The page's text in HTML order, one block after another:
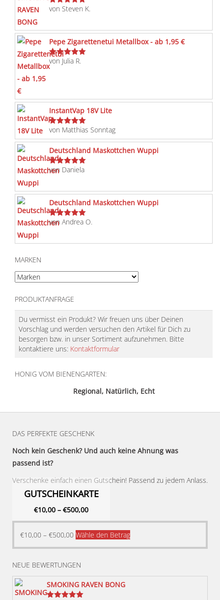
Bewertet
von Steven K.
Pepe Zigarettenetui Metallbox - ab 1,95 €
Bewertet
mit
von Julia R.
InstantVap 18V Lite
Bewertet
von Matthias Sonntag
Deutschland Maskottchen Wuppi
Bewertet
von Daniela
Deutschland Maskottchen Wuppi
Bewertet
von Andrea O.
MARKEN
PRODUKTANFRAGE
Du vermisst ein Produkt? Wir freuen uns über Deinen
Vorschlag und werden versuchen den Artikel für Dich zu
besorgen bzw. in unser Sortiment aufzunehmen. Bitte
kontaktiere uns: Kontaktformular
HONIG VOM BIENENGARTEN:
Regional, Natürlich, Echt
DAS PERFEKTE GESCHENK
Noch kein Geschenk? Und auch keine Ahnung was
passend ist?
Verschenke einfach einen Gutschein! Passend zu jedem Anlass.
GUTSCHEINKARTE
€10,00 – €500,00
€10,00 – €500,00 Wähle den BetragDieses
Produkt
NEUE BEWERTUNGEN
SMOKING RAVEN BONG